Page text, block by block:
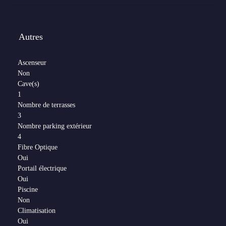
Autres
Ascenseur
Non
Cave(s)
1
Nombre de terrasses
3
Nombre parking extérieur
4
Fibre Optique
Oui
Portail électrique
Oui
Piscine
Non
Climatisation
Oui